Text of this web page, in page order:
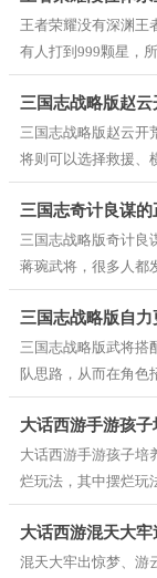
好，且每期战令还能
券，对此零氪玩家就
九年王者荣耀零氪老
王者荣耀没有深渊王
有人打到999颗星，
的玩家，且即便是
者100星的差距不大
戏次数和时长有限制
猝死，所以王者荣耀
上分有限制了。
三国志战略版赵
加点
三国志战略版赵云开
将则可以选择救援、
在没有觉醒前都可以
法，至于草船借箭战
可以选择横扫千军、
作为主将还是副将玩
三国志奇计良谋
压制
三国志战略版奇计良
蒋琬武将，很多人都
谋有用吗”，在这里
肃弓枪盾及内政蒋琬
谋对这两人来说不算
于八门则是和奇计良
三国志战略版自
三国志战略版武将搭
队思路，从而在角色
文就通过三国志战略
让更多新手告别三国
的帮助下，找到适合
最大化的发挥出来，
大话西游手游孩
大话西游手游孩子培
烂玩法，其中摆烂玩
一般养成就是开启完
的结局，连高级隐藏
做，当然这样养成一
大话西游混天大
混天大牢出惊梦、游